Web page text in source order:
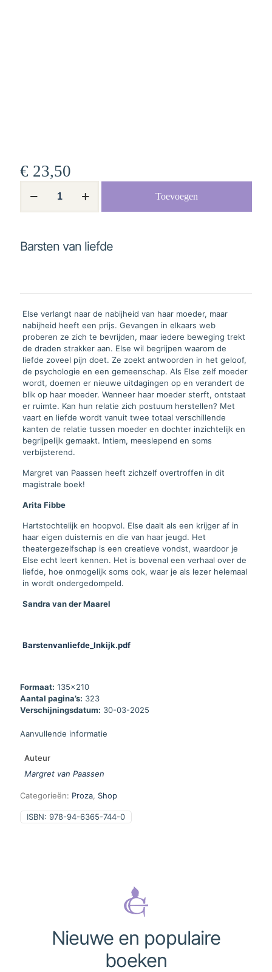
€ 23,50
van
Toevoegen
Barsten van liefde
Else verlangt naar de nabijheid van haar moeder, maar
nabijheid heeft een prijs. Gevangen in elkaars web
proberen ze zich te bevrijden, maar iedere beweging trekt
de draden strakker aan. Else wil begrijpen waarom de
liefde zoveel pijn doet. Ze zoekt antwoorden in het geloof,
de psychologie en een gemeenschap. Als Else zelf moeder
wordt, doemen er nieuwe uitdagingen op en verandert de
blik op haar moeder. Wanneer haar moeder sterft, ontstaat
er ruimte. Kan hun relatie zich postuum herstellen? Met
vaart en liefde wordt vanuit twee totaal verschillende
kanten de relatie tussen moeder en dochter inzichtelijk en
begrijpelijk gemaakt. Intiem, meeslepend en soms
verbijsterend.
Margret van Paassen heeft zichzelf overtroffen in dit
magistrale boek!
Arita Fibbe
Hartstochtelijk en hoopvol. Else daalt als een krijger af in
haar eigen duisternis en die van haar jeugd. Het
theatergezelfschap is een creatieve vondst, waardoor je
Else echt leert kennen. Het is bovenal een verhaal over de
liefde, hoe onmogelijk soms ook, waar je als lezer helemaal
in wordt ondergedompeld.
Sandra van der Maarel
Barstenvanliefde_Inkijk.pdf
Formaat: 135x210
Aantal pagina’s: 323
Verschijningsdatum: 30-03-2025
Aanvullende informatie
Auteur
Margret van Paassen
Categorieën: Proza Shop
ISBN: 978-94-6365-744-0
Nieuwe en populaire
boeken